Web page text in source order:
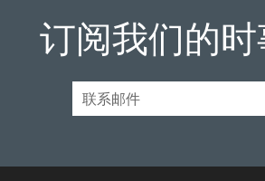
订阅我们的